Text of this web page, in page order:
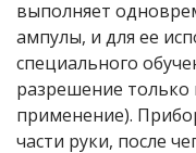
выполняет
ампулы, и для ее
специального
разрешение только
применение).
части руки, после